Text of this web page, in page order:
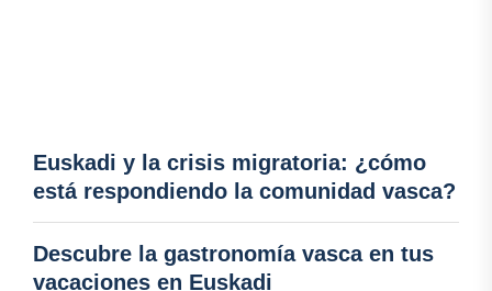
Euskadi y la crisis migratoria: ¿cómo
está respondiendo la comunidad vasca?
Descubre la gastronomía vasca en tus
vacaciones en Euskadi